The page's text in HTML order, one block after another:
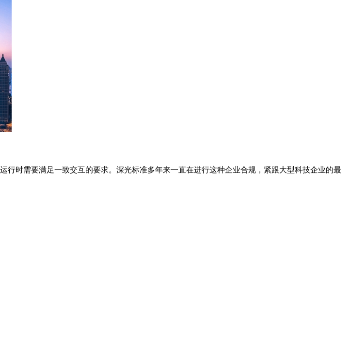
时需要满足一致交互的要求。深光标准多年来一直在进行这种企业合规，紧跟大型科技企业的最